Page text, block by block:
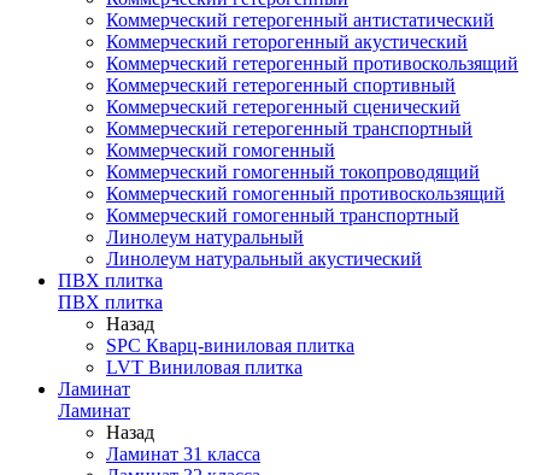
Коммерческий гетерогенный антистатический
Коммерческий геторогенный акустический
Коммерческий гетерогенный противоскользящий
Коммерческий гетерогенный спортивный
Коммерческий гетерогенный сценический
Коммерческий гетерогенный транспортный
Коммерческий гомогенный
Коммерческий гомогенный токопроводящий
Коммерческий гомогенный противоскользящий
Коммерческий гомогенный транспортный
Линолеум натуральный
Линолеум натуральный акустический
ПВХ плитка
ПВХ плитка
Назад
SPC Кварц-виниловая плитка
LVT Виниловая плитка
Ламинат
Ламинат
Назад
Ламинат 31 класса